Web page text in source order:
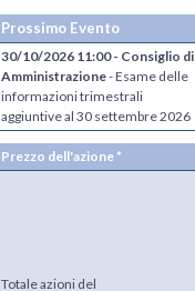
Prossimo Evento
30/10/2026 11:00 - Consiglio di
Amministrazione- Esame delle
informazioni trimestrali
aggiuntive al 30 settembre 2026
Prezzo dell'azione *
Totale azioni del